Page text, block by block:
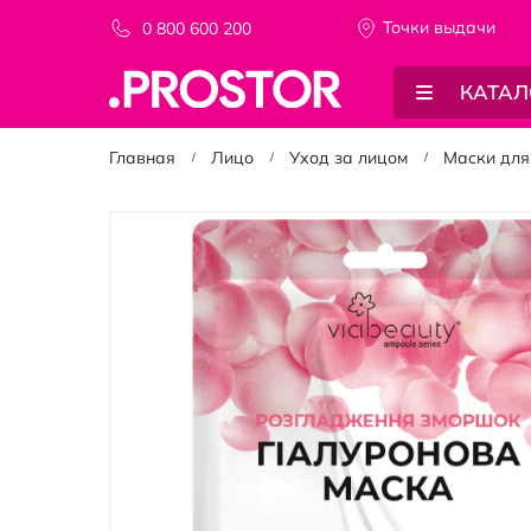
0 800 600 200 Точки выдачи
Главная Лицо Уход за лицом Маски
Пропустить
изображений